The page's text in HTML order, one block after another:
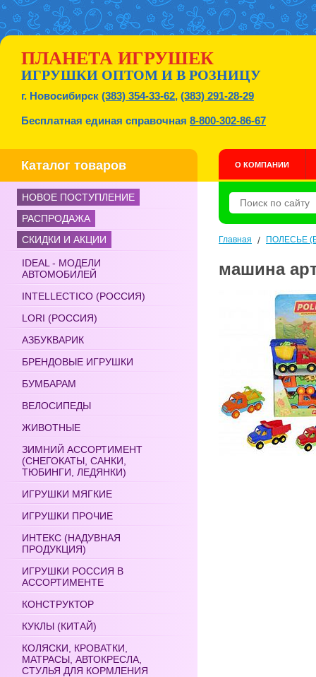
ПЛАНЕТА ИГРУШЕК
ИГРУШКИ ОПТОМ И В РОЗНИЦУ
г. Новосибирск (383) 354-33-62, (383) 291-28-29
Бесплатная единая справочная 8-800-302-86-67
Каталог товаров О КОМПАНИИ
НОВОЕ ПОСТУПЛЕНИЕ
РАСПРОДАЖА
СКИДКИ И АКЦИИ
IDEAL - МОДЕЛИ
АВТОМОБИЛЕЙ
INTELLECTICO (РОССИЯ)
LORI (РОССИЯ)
АЗБУКВАРИК
БРЕНДОВЫЕ ИГРУШКИ
БУМБАРАМ
ВЕЛОСИПЕДЫ
ЖИВОТНЫЕ
ЗИМНИЙ АССОРТИМЕНТ
(СНЕГОКАТЫ, САНКИ,
ТЮБИНГИ, ЛЕДЯНКИ)
ИГРУШКИ МЯГКИЕ
ИГРУШКИ ПРОЧИЕ
ИНТЕКС (НАДУВНАЯ
ПРОДУКЦИЯ)
ИГРУШКИ РОССИЯ В
АССОРТИМЕНТЕ
КОНСТРУКТОР
КУКЛЫ (КИТАЙ)
КОЛЯСКИ, КРОВАТКИ,
МАТРАСЫ, АВТОКРЕСЛА,
СТУЛЬЯ ДЛЯ КОРМЛЕНИЯ
Главная / ПОЛЕСЬЕ
машина